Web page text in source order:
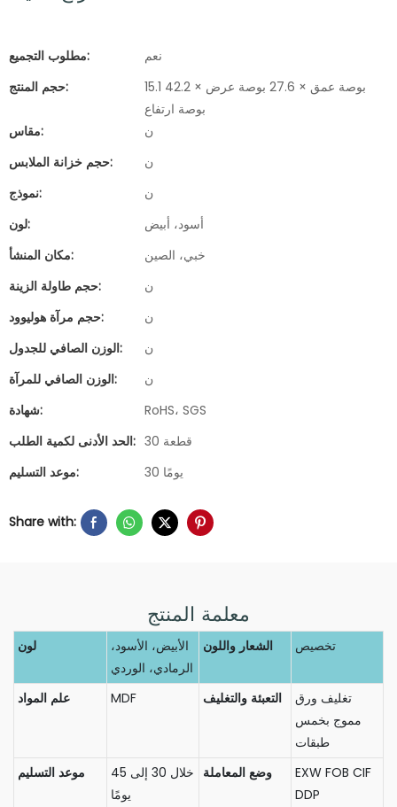
مطلوب التجميع:
نعم
حجم المنتج:
15.1 بوصة عمق × 27.6 بوصة عرض × 42.2
بوصة ارتفاع
مقاس:
ن
حجم خزانة الملابس:
ن
نموذج:
ن
لون:
أسود، أبيض
مكان المنشأ:
خبي، الصين
حجم طاولة الزينة:
ن
حجم مرآة هوليوود:
ن
الوزن الصافي للجدول:
ن
الوزن الصافي للمرآة:
ن
شهادة:
RoHS، SGS
الحد الأدنى لكمية الطلب:
30 قطعة
موعد التسليم:
30 يومًا
Share with:
معلمة المنتج
لون
الأبيض، الأسود،
الرمادي، الوردي
الشعار واللون تخصيص
علم المواد MDF التعبئة والتغليف
تغليف ورق
مموج بخمس
طبقات
موعد التسليم
خلال 30 إلى 45
يومًا
وضع المعاملة
EXW FOB CIF
DDP